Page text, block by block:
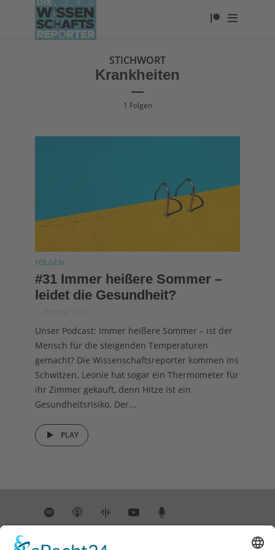
STICHWORT
Krankheiten
1 Folgen
FOLGEN
#31 Immer heißere Sommer –
leidet die Gesundheit?
1. Oktober 2024
Unser Podcast: Immer heißere Sommer – ist der
Mensch für die steigenden Temperaturen
gemacht? Die Wissenschaftsreporter kommen ins
Schwitzen. Leonie hat sogar ein Thermometer für
ihr Zimmer gekauft, denn Hitze ist ein
Gesundheitsrisiko. Der...
PLAY